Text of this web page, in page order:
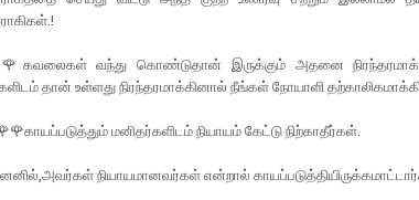
வந்து கொண்டுதான் இருக்கும் அதனை
தான் உள்ளது நிரந்தரமாக்கினால் நீங்கள் நோயாளி
மனிதர்களிடம் நியாயம் கேட்டு நிற்காதீர்கள்.
நியாயமானவர்கள் என்றால்